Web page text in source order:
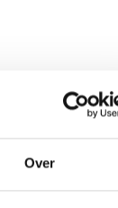
Over
vaak, langdurig